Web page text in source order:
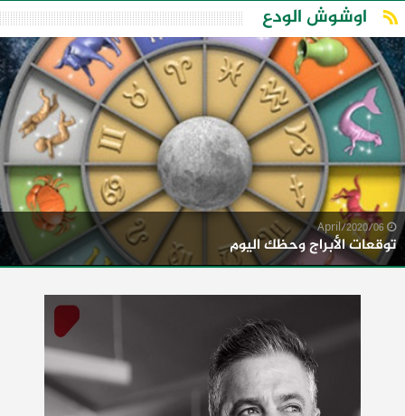
اوشوش الودع
توقعات الأبراج وحظك اليوم